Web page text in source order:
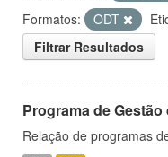
Formatos:
ODT
Filtrar Resultados
Programa de Gestão
Relação de programas